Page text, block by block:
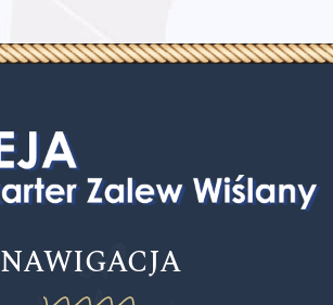
NAWIGACJA